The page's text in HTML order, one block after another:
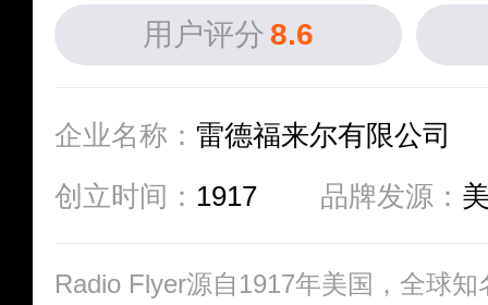
用户评分 8.6
企业名称： 雷德福来尔有限公司
创立时间： 1917 品牌发源：
Radio Flyer源自1917年美国，全球